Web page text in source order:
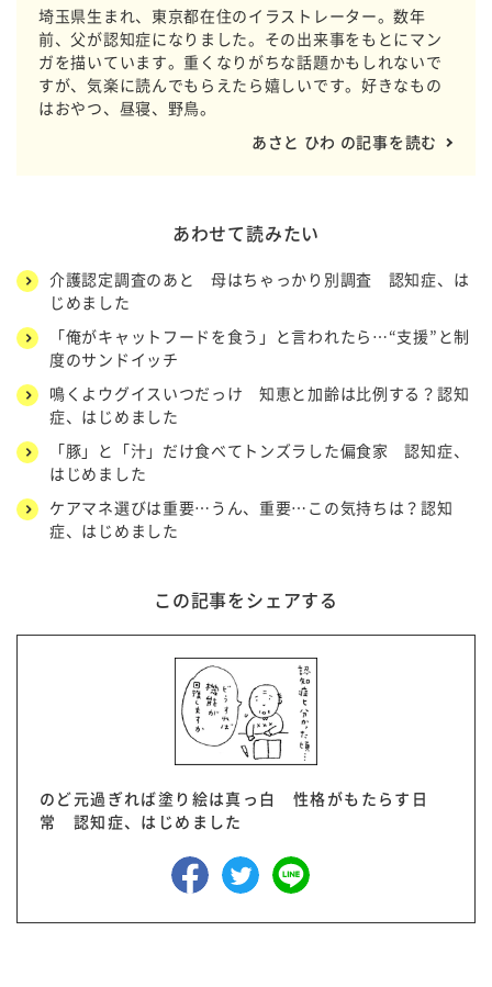
埼玉県生まれ、東京都在住のイラストレーター。数年
前、父が認知症になりました。その出来事をもとにマン
ガを描いています。重くなりがちな話題かもしれないで
すが、気楽に読んでもらえたら嬉しいです。好きなもの
はおやつ、昼寝、野鳥。
あさと ひわ の記事を読む
あわせて読みたい
介護認定調査のあと 母はちゃっかり別調査 認知症、は
じめました
「俺がキャットフードを食う」と言われたら…“支援”と制
度のサンドイッチ
鳴くよウグイスいつだっけ 知恵と加齢は比例する？認知
症、はじめました
「豚」と「汁」だけ食べてトンズラした偏食家 認知症、
はじめました
ケアマネ選びは重要…うん、重要…この気持ちは？認知
症、はじめました
この記事をシェアする
のど元過ぎれば塗り絵は真っ白 性格がもたらす日
常 認知症、はじめました